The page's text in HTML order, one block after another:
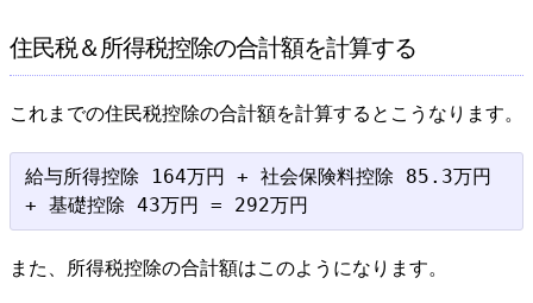
住民税＆所得税控除の合計額を計算する
これまでの住民税控除の合計額を計算するとこうなります。
給与所得控除 164万円 + 社会保険料控除 85.3万円
また、所得税控除の合計額はこのようになります。